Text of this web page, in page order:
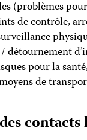
(problèmes
de contrôle,
détournement
pour la
de
contacts